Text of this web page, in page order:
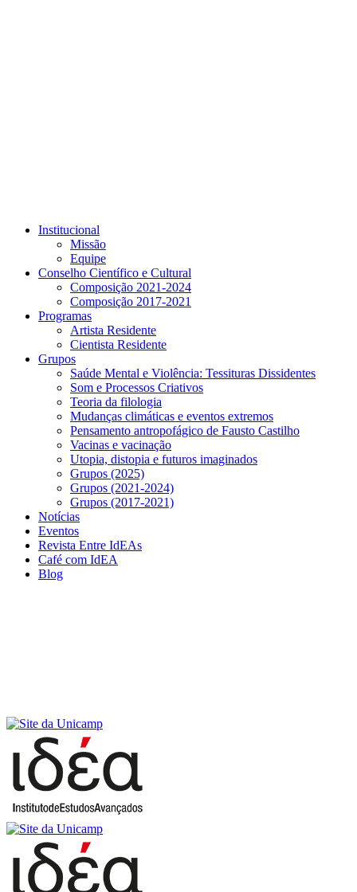
Institucional
Missão
Equipe
Conselho Científico e Cultural
Composição 2021-2024
Composição 2017-2021
Programas
Artista Residente
Cientista Residente
Grupos
Saúde Mental e Violência: Tessituras Dissidentes
Som e Processos Criativos
Teoria da filologia
Mudanças climáticas e eventos extremos
Pensamento antropofágico de Fausto Castilho
Vacinas e vacinação
Utopia, distopia e futuros imaginados
Grupos (2025)
Grupos (2021-2024)
Grupos (2017-2021)
Notícias
Eventos
Revista Entre IdEAs
Café com IdEA
Blog